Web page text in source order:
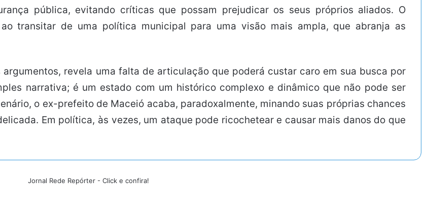
pública, evitando críticas que possam prejudicar os seus próprios aliados. O
transitar de uma política municipal para uma visão mais ampla, que abranja as
revela uma falta de articulação que poderá custar caro em sua busca por
narrativa; é um estado com um histórico complexo e dinâmico que não pode ser
o ex-prefeito de Maceió acaba, paradoxalmente, minando suas próprias chances
Em política, às vezes, um ataque pode ricochetear e causar mais danos do que
Jornal Rede Repórter - Click e confira!